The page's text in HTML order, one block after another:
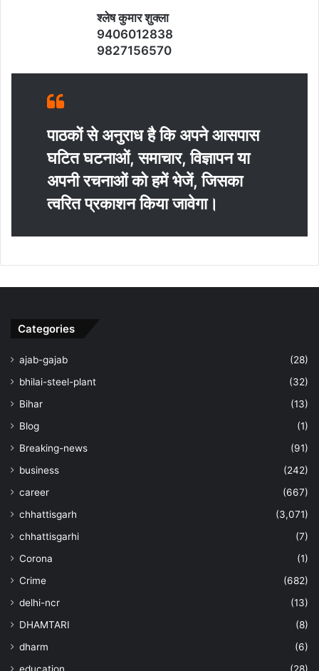
श्‍लेष कुमार शुक्‍ला
9406012838
9827156570
पाठकों से अनुराध है कि अपने आसपास
घटित घटनाओं, समाचार, विज्ञापन या
अपनी रचनाओं को हमें भेजें, जिसका
त्‍वरित प्रकाशन किया जावेगा।
Categories
ajab-gajab
(28)
bhilai-steel-plant
(32)
Bihar
(13)
Blog
(1)
Breaking-news
(91)
business
(242)
career
(667)
chhattisgarh
(3,071)
chhattisgarhi
(7)
Corona
(1)
Crime
(682)
delhi-ncr
(13)
DHAMTARI
(8)
dharm
(6)
education
(28)